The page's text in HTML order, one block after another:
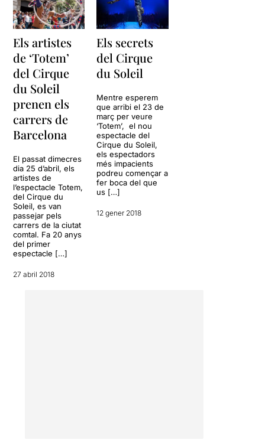
Els artistes
de ‘Totem’
del Cirque
du Soleil
prenen els
carrers de
Barcelona
El passat dimecres
dia 25 d’abril, els
artistes de
l’espectacle Totem,
del Cirque du
Soleil, es van
passejar pels
carrers de la ciutat
comtal. Fa 20 anys
del primer
espectacle […]
27 abril 2018
Els secrets
del Cirque
du Soleil
Mentre esperem
que arribi el 23 de
març per veure
‘Totem’, el nou
espectacle del
Cirque du Soleil,
els espectadors
més impacients
podreu començar a
fer boca del que
us […]
12 gener 2018